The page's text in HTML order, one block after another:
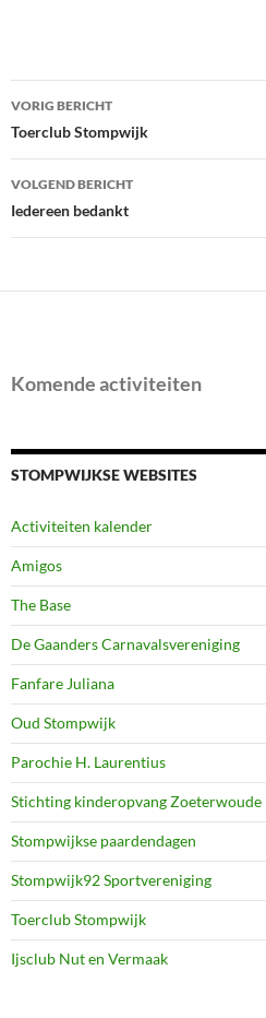
Bericht
navigatie
VORIG BERICHT
Toerclub Stompwijk
VOLGEND BERICHT
Iedereen bedankt
Komende activiteiten
STOMPWIJKSE WEBSITES
Activiteiten kalender
Amigos
The Base
De Gaanders Carnavalsvereniging
Fanfare Juliana
Oud Stompwijk
Parochie H. Laurentius
Stichting kinderopvang Zoeterwoude
Stompwijkse paardendagen
Stompwijk92 Sportvereniging
Toerclub Stompwijk
Ijsclub Nut en Vermaak